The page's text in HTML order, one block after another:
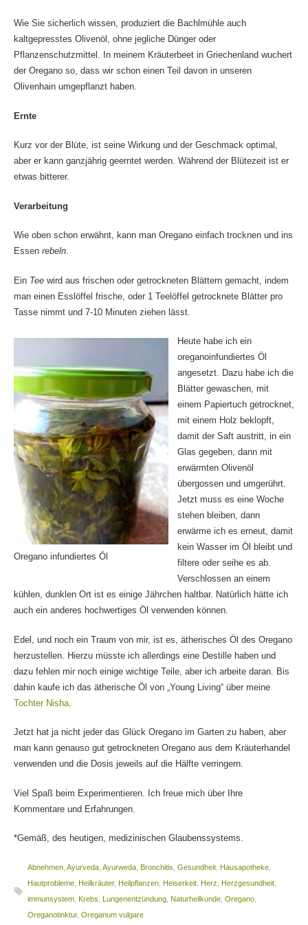
Wie Sie sicherlich wissen, produziert die Bachlmühle auch
kaltgepresstes Olivenöl, ohne jegliche Dünger oder
Pflanzenschutzmittel. In meinem Kräuterbeet in Griechenland wuchert
der Oregano so, dass wir schon einen Teil davon in unseren
Olivenhain umgepflanzt haben.
Ernte
Kurz vor der Blüte, ist seine Wirkung und der Geschmack optimal,
aber er kann ganzjährig geerntet werden. Während der Blütezeit ist er
etwas bitterer.
Verarbeitung
Wie oben schon erwähnt, kann man Oregano einfach trocknen und ins
Essen rebeln.
Ein Tee wird aus frischen oder getrockneten Blättern gemacht, indem
man einen Esslöffel frische, oder 1 Teelöffel getrocknete Blätter pro
Tasse nimmt und 7-10 Minuten ziehen lässt.
Oregano infundiertes Öl
Heute habe ich ein
oreganoinfundiertes Öl
angesetzt. Dazu habe ich die
Blätter gewaschen, mit
einem Papiertuch getrocknet,
mit einem Holz beklopft,
damit der Saft austritt, in ein
Glas gegeben, dann mit
erwärmten Olivenöl
übergossen und umgerührt.
Jetzt muss es eine Woche
stehen bleiben, dann
erwärme ich es erneut, damit
kein Wasser im Öl bleibt und
filtere oder seihe es ab.
Verschlossen an einem
kühlen, dunklen Ort ist es einige Jährchen haltbar. Natürlich hätte ich
auch ein anderes hochwertiges Öl verwenden können.
Edel, und noch ein Traum von mir, ist es, ätherisches Öl des Oregano
herzustellen. Hierzu müsste ich allerdings eine Destille haben und
dazu fehlen mir noch einige wichtige Teile, aber ich arbeite daran. Bis
dahin kaufe ich das ätherische Öl von „Young Living“ über meine
Tochter Nisha.
Jetzt hat ja nicht jeder das Glück Oregano im Garten zu haben, aber
man kann genauso gut getrockneten Oregano aus dem Kräuterhandel
verwenden und die Dosis jeweils auf die Hälfte verringern.
Viel Spaß beim Experimentieren. Ich freue mich über Ihre
Kommentare und Erfahrungen.
*Gemäß, des heutigen, medizinischen Glaubenssystems.
Abnehmen, Ayurveda, Ayurweda, Bronchitis Gesundheit, Hausapotheke,
Hautprobleme, Heilkräuter, Heilpflanzen, Heiserkeit, Herz Herzgesundheit,
immunsystem, Krebs Lungenentzündung, Naturheilkunde, Oregano,
Oreganotinktur, Oreganum vulgare